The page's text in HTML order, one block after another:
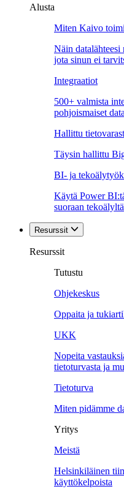
Alusta
Miten Kaivo
Näin
jota sinun ei
Integraatiot
500+ valmista
pohjoismaiset
Hallittu
Täysin hallittu
BI- ja
Käytä Power
suoraan tekoälyltä
Resurssit
Resurssit
Tutustu
Ohjekeskus
Oppaita ja
UKK
Nopeita
tietoturvasta ja
Tietoturva
Miten pidämme
Yritys
Meistä
Helsinkiläinen
käyttökelpoista